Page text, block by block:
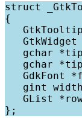
struct
{
GtkWidget
gchar
gchar
GdkFont
gint
GList
};